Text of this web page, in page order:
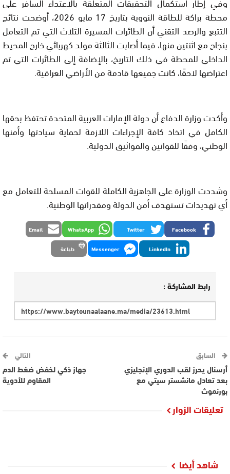
محطة براكة للطاقة النووية بتاريخ 17 مايو 2026، أوضحت نتائج
التتبع والرصد التقني أن الطائرات المسيرة الثلاث التي تم التعامل
بنجاح مع اثنتين منها، فيما أصابت الثالثة مولد كهربائي خارج المحيط
الداخلي للمحطة في ذلك التاريخ، بالإضافة إلى الطائرات التي تم
اعتراضها لاحقًا، كانت جميعها قادمة من الأراضي العراقية.
وأكدت وزارة الدفاع أن دولة الإمارات العربية المتحدة تحتفظ بحقها
الكامل في اتخاذ كافة الإجراءات اللازمة لحماية سيادتها وأمنها
الوطني، وفقًا للقوانين والمواثيق الدولية.
وشددت الوزارة على الجاهزية الكاملة للقوات المسلحة للتعامل مع
أي تهديدات تستهدف أمن الدولة ومقدراتها الوطنية.
Facebook
Twitter
WhatsApp
Email
LinkedIn
Messenger طباعة
رابط المشاركة :
السابق
أرسنال يحرز لقب الدوري الإنجليزي
بعد تعادل مانشستر سيتي مع
بورنموث
التالي
جهاز ذكي لخفض ضغط الدم
المقاوم للأدوية
تعليقات الزوار
شاهد أيضا